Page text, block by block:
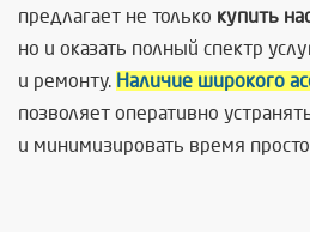
предлагает не только купить
но и оказать полный спектр
и ремонту. Наличие широкого
позволяет оперативно
и минимизировать время